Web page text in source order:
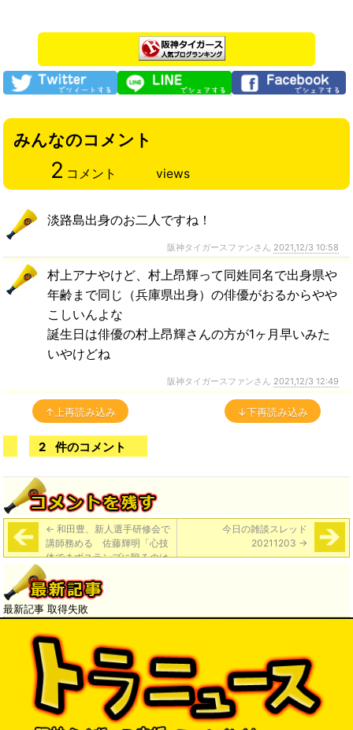
みんなのコメント
2 コメント views
淡路島出身のお二人ですね！
阪神タイガースファンさん 2021,12/3 10:58
村上アナやけど、村上昂輝って同姓同名で出身県や
年齢まで同じ（兵庫県出身）の俳優がおるからやや
こしいんよな
誕生日は俳優の村上昂輝さんの方が1ヶ月早いみた
いやけどね
阪神タイガースファンさん 2021,12/3 12:49
↑上再読み込み ↓下再読み込み
2 件のコメント
← 和田豊、新人選手研修会で
講師務める 佐藤輝明「心技
体でまずスランプに陥るのは
体。次に技術。最後に心がダ
メになるという話があって、
それはその通りだなと。」
今日の雑談スレッド
20211203 →
最新記事 取得失敗